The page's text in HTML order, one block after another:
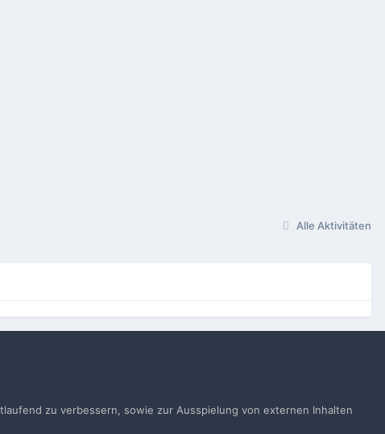
Alle Aktivitäten
zu verbessern, sowie zur Ausspielung von externen Inhalten